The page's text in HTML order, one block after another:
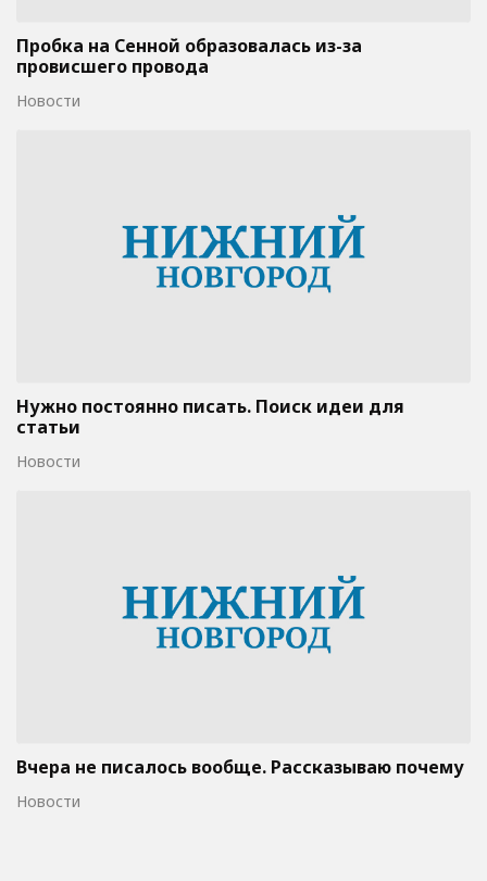
Пробка на Сенной образовалась из-за
провисшего провода
Новости
Нужно постоянно писать. Поиск идеи для
статьи
Новости
Вчера не писалось вообще. Рассказываю почему
Новости